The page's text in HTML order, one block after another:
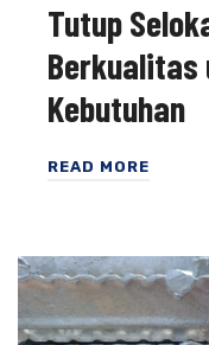
Tutup
Berkualitas
Kebutuhan
READ MORE